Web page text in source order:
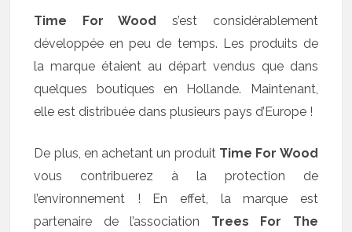
Time For Wood
s’est considérablement
développée en peu de temps. Les produits de
la marque étaient au départ vendus que dans
quelques boutiques en Hollande. Maintenant,
elle est distribuée dans plusieurs pays d’Europe !
De plus, en achetant un produit Time For Wood
vous contribuerez à la protection de
l’environnement ! En effet, la marque est
partenaire de l’association Trees For The